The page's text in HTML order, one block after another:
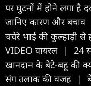
पर घुटनों में होने लगा है
जानिए कारण और बचाव
चचेरे भाई की कुल्हाड़ी से
VIDEO वायरल |
24
खानदान के बेटे-बहू की
संग तलाक की वजह
|